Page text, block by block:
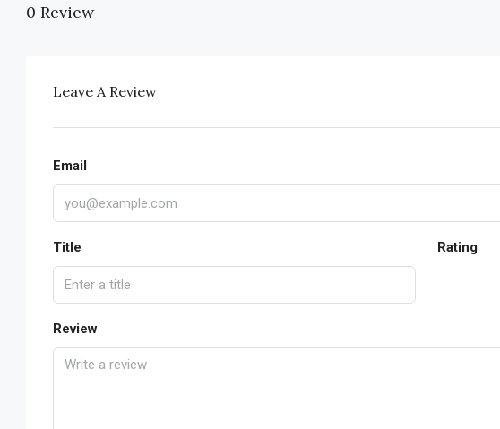
0 Review
Leave A Review
Email
Title Rating
Review